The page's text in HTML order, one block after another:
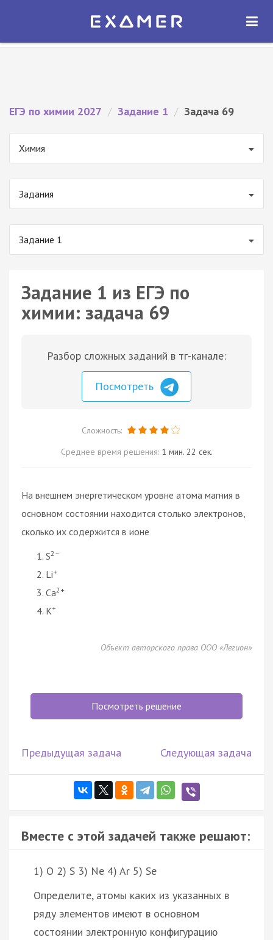
Экзамер — ЕГЭ 2027
ОТКРЫТЬ
ЕГЭ по химии 2027 / Задание 1 / Задача 69
Химия
Задания
Задание 1
Задание 1 из ЕГЭ по
химии: задача 69
Разбор сложных заданий в тг-канале:
Посмотреть
Сложность:
Среднее время решения: 1 мин. 22 сек.
На внешнем энергетическом уровне атома магния в
основном состоянии находится столько электронов,
сколько их содержится в ионе
S2–
Li+
Ca2+
K+
Объект авторского права ООО «Легион»
Посмотреть решение
Предыдущая задача Следующая задача
Вместе с этой задачей также решают:
1) O 2) S 3) Ne 4) Ar 5) Se
Определите, атомы каких из указанных в
ряду элементов имеют в основном
состоянии электронную конфигурацию